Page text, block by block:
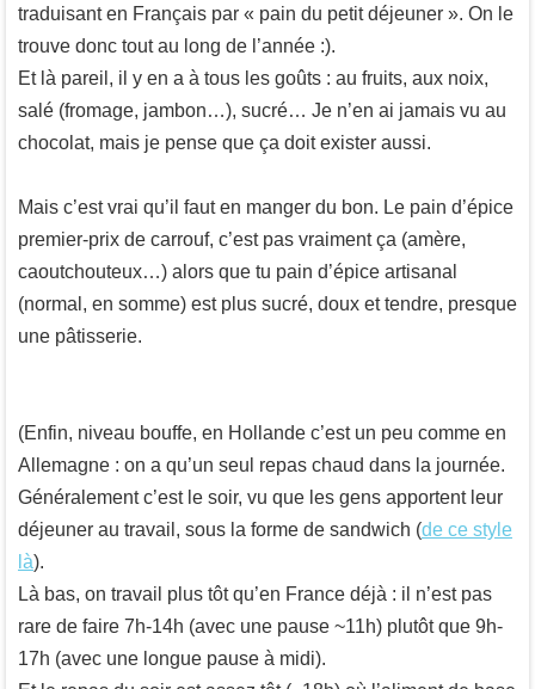
traduisant en Français par « pain du petit déjeuner ». On le
trouve donc tout au long de l’année :).
Et là pareil, il y en a à tous les goûts : au fruits, aux noix,
salé (fromage, jambon…), sucré… Je n’en ai jamais vu au
chocolat, mais je pense que ça doit exister aussi.
Mais c’est vrai qu’il faut en manger du bon. Le pain d’épice
premier-prix de carrouf, c’est pas vraiment ça (amère,
caoutchouteux…) alors que tu pain d’épice artisanal
(normal, en somme) est plus sucré, doux et tendre, presque
une pâtisserie.
(Enfin, niveau bouffe, en Hollande c’est un peu comme en
Allemagne : on a qu’un seul repas chaud dans la journée.
Généralement c’est le soir, vu que les gens apportent leur
déjeuner au travail, sous la forme de sandwich (de ce style
là).
Là bas, on travail plus tôt qu’en France déjà : il n’est pas
rare de faire 7h-14h (avec une pause ~11h) plutôt que 9h-
17h (avec une longue pause à midi).